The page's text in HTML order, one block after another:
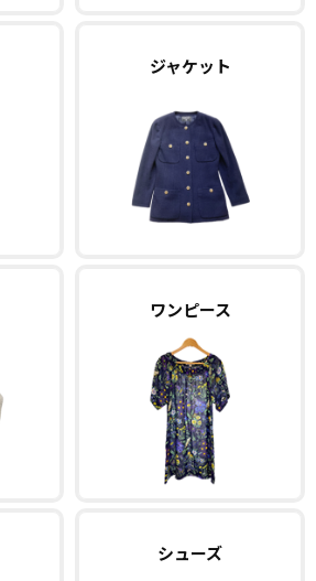
ジャケット
ワンピース
シューズ